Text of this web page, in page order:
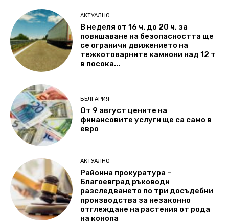
АКТУАЛНО
В неделя от 16 ч. до 20 ч. за
повишаване на безопасността ще
се ограничи движението на
тежкотоварните камиони над 12 т
в посока...
БЪЛГАРИЯ
От 9 август цените на
финансовите услуги ще са само в
евро
АКТУАЛНО
Районна прокуратура –
Благоевград ръководи
разследването по три досъдебни
производства за незаконно
отглеждане на растения от рода
на конопа